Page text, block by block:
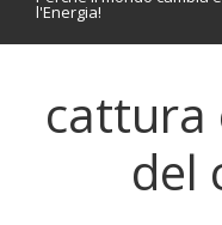
l'Energia!
About Us
The Association
cattura
del